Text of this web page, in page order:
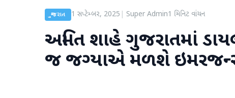
ગુજરાત 1 સપ્ટેમ્બર, 2025 Super Admin1 મિનિટ વાંચન
અમિત શાહે ગુજરાતમાં
જ જગ્યાએ મળશે